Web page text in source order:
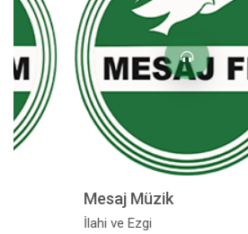
Mesaj Müzik
İlahi ve Ezgi